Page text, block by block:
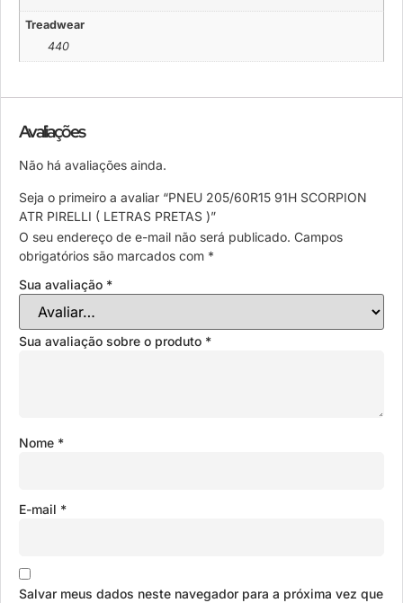
Treadwear
440
Avaliações
Não há avaliações ainda.
Seja o primeiro a avaliar “PNEU 205/60R15 91H SCORPION
ATR PIRELLI ( LETRAS PRETAS )”
O seu endereço de e-mail não será publicado. Campos
obrigatórios são marcados com *
Sua avaliação *
Sua avaliação sobre o produto *
Nome *
E-mail *
Salvar meus dados neste navegador para a próxima vez que